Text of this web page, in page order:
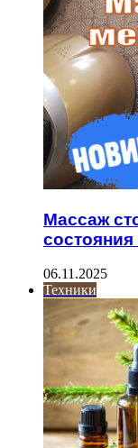
Массаж
06.11.2025
Техники